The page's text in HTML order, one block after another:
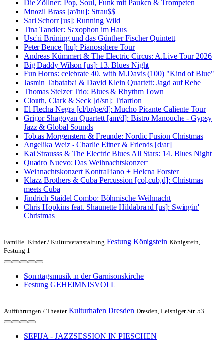
Die Zöllner: Pop, Soul, Funk mit Pauken & Trompeten
Mnozil Brass [at/hu]: Strau$$
Sari Schorr [us]: Running Wild
Tina Tandler: Saxophon im Haus
Uschi Brüning und das Günther Fischer Quintett
Peter Bence [hu]: Pianosphere Tour
Andreas Kümmert & The Electric Circus: A.Live Tour 2026
Big Daddy Wilson [us]: 13. Blues Night
Fun Horns: celebrate 40. with M.Davis (100) "Kind of Blue"
Jasmin Tabatabai & David Klein Quartett: Jagd auf Rehe
Thomas Stelzer Trio: Blues & Rhythm Town
Clouth, Clark & Seck [d/sn]: Triartlon
El Flecha Negra [cl/br/pe/d]: Mucho Picante Caliente Tour
Grigor Shagoyan Quartett [am/d]: Bistro Manouche - Gypsy
Jazz & Global Sounds
Tobias Morgenstern & Freunde: Nordic Fusion Christmas
Angelika Weiz - Charlie Eitner & Friends [d/ar]
Kai Strausss & The Electric Blues All Stars: 14. Blues Night
Quadro Nuevo: Das Weihnachtskonzert
Weihnachtskonzert KontraPiano + Helena Forster
Klazz Brothers & Cuba Percussion [col,cub,d]: Christmas
meets Cuba
Jindrich Staidel Combo: Böhmische Weihnacht
Chris Hopkins feat. Shaunette Hildabrand [us]: Swingin'
Christmas
Familie+Kinder / Kulturveranstaltung Festung Königstein Königstein,
Festung 1
Sonntagsmusik in der Garnisonskirche
Festung GEHEIMNISVOLL
Aufführungen / Theater Kulturhafen Dresden Dresden, Leisniger Str. 53
SEPIJA - JAZZSESSION IN PIESCHEN